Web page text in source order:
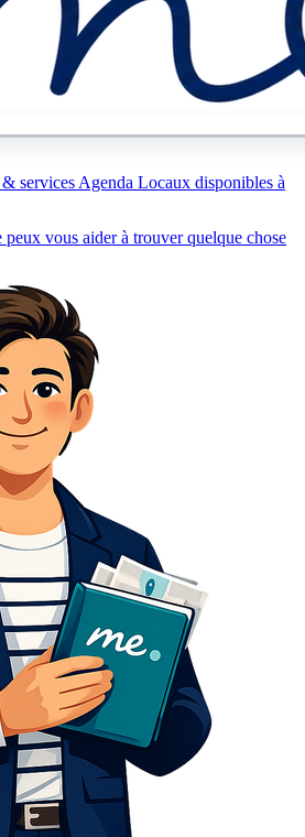
services Agenda Locaux disponibles à
vous aider à trouver quelque chose